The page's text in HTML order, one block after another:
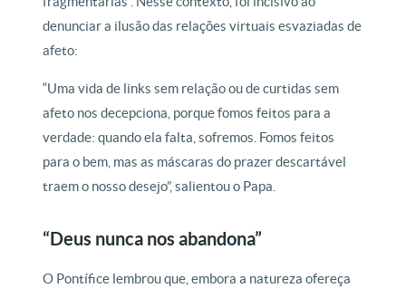
denunciar a ilusão das relações virtuais esvaziadas de
afeto:
“Uma vida de links sem relação ou de curtidas sem
afeto nos decepciona, porque fomos feitos para a
verdade: quando ela falta, sofremos. Fomos feitos
para o bem, mas as máscaras do prazer descartável
traem o nosso desejo”, salientou o Papa.
“Deus nunca nos abandona”
O Pontífice lembrou que, embora a natureza ofereça